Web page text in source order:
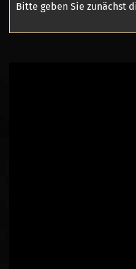
Bitte geben Sie zunächst